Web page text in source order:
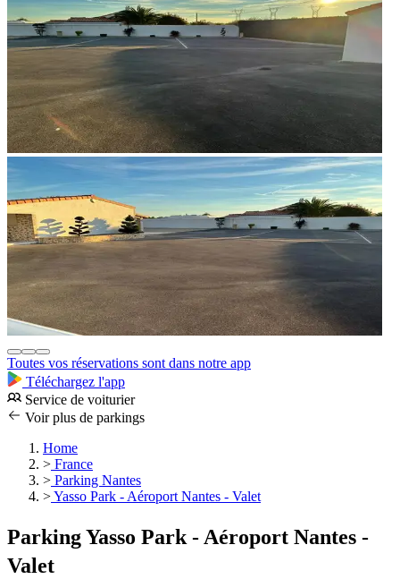
Toutes vos réservations sont dans notre app
Téléchargez l'app
Service de voiturier
Voir plus de parkings
Home
> France
> Parking Nantes
>Yasso Park - Aéroport Nantes - Valet
Parking Yasso Park - Aéroport Nantes -
Valet